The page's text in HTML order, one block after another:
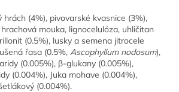
hrách (4%), pivovarské kvasnice (3%),
mouka, lignocelulóza, uhličitan
(0.5%), lusky a semena jitrocele
řasa (0.5%, Ascophyllum nodosum),
(0.005%), β-glukany (0.005%),
(0.004%), Juka mohave (0.004%),
(0.004%).